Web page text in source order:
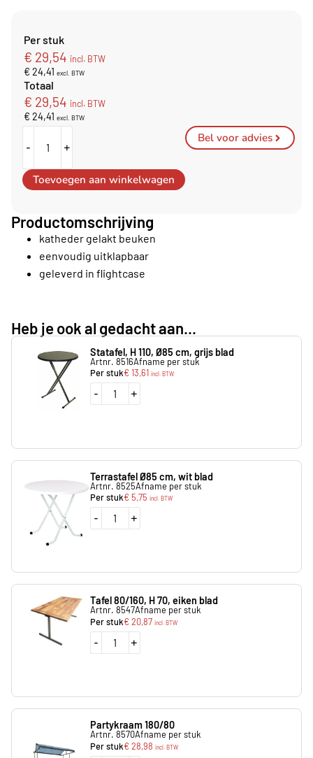
Per stuk
€ 29,54 incl. BTW
€ 24,41 excl. BTW
Totaal
€ 29,54 incl. BTW
€ 24,41 excl. BTW
- +
Toevoegen aan winkelwagen
Bel voor advies
Productomschrijving
katheder gelakt beuken
eenvoudig uitklapbaar
geleverd in flightcase
Heb je ook al gedacht aan...
Statafel, H 110, Ø85 cm, grijs blad
Artnr. 8516Afname per stuk
Per stuk€13,61 incl. BTW
- +
Terrastafel Ø85 cm, wit blad
Artnr. 8525Afname per stuk
Per stuk€5,75 incl. BTW
- +
Tafel 80/160, H 70, eiken blad
Artnr. 8547Afname per stuk
Per stuk€20,87 incl. BTW
- +
Partykraam 180/80
Artnr. 8570Afname per stuk
Per stuk€28,98 incl. BTW